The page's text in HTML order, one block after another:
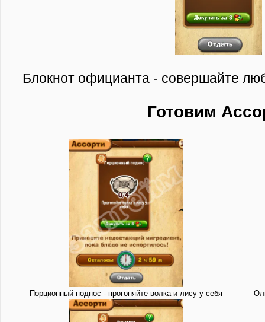
Блокнот официанта - совершайте
Готовим
Порционный поднос - прогоняйте волка и лису у себя